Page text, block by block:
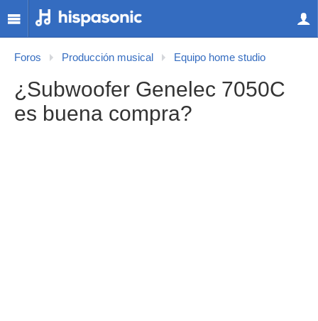
Foros Producción musical Equipo home studio
¿Subwoofer Genelec 7050C
es buena compra?